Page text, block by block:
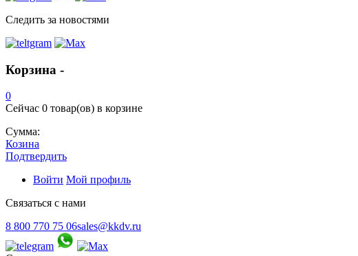
Следить за новостями
Корзина -
0
Сейчас 0 товар(ов) в корзине
Сумма:
Козина
Подтвердить
Войти Мой профиль
Связаться с нами
8 800 770 75 06sales@kkdv.ru